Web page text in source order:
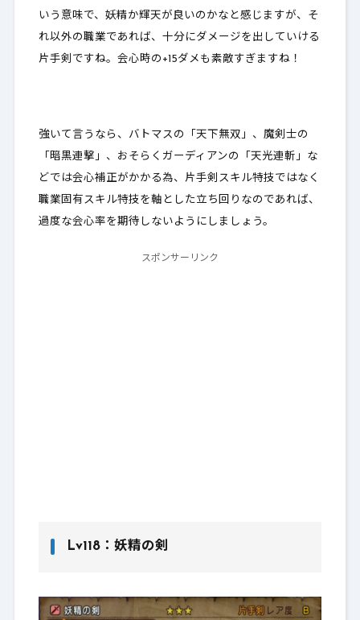
いう意味で、妖精か輝天が良いのかなと感じますが、そ
れ以外の職業であれば、十分にダメージを出していける
片手剣ですね。会心時の+15ダメも素敵すぎますね！
強いて言うなら、バトマスの「天下無双」、魔剣士の
「暗黒連撃」、おそらくガーディアンの「天光連斬」な
どでは会心補正がかかる為、片手剣スキル特技ではなく
職業固有スキル特技を軸とした立ち回りなのであれば、
過度な会心率を期待しないようにしましょう。
スポンサーリンク
Lv118：妖精の剣